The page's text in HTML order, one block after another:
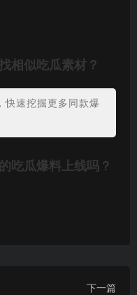
相似吃瓜素材？
快速挖掘更多同款爆
吃瓜爆料上线吗？
下一篇